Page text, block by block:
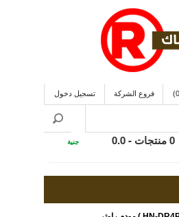
فروع الشركة تسجيل دخول
0 منتجات - 0.0 جنية